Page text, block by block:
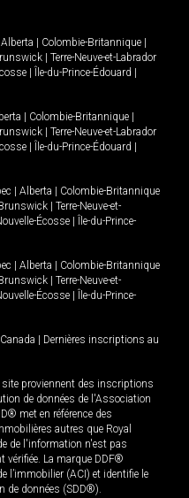
Alberta Colombie-Britannique
Terre-Neuve-et-Labrador
Île-du-Prince-Édouard
Colombie-Britannique
Terre-Neuve-et-Labrador
Île-du-Prince-Édouard
Alberta
Colombie-Britannique
Terre-Neuve-et-
Écosse
Île-du-Prince-
Alberta
Colombie-Britannique
Terre-Neuve-et-
Écosse
Île-du-Prince-
Dernières inscriptions au
proviennent des inscriptions
de données de l'Association
met en référence des
autres que Royal
de l'information n'est pas
vérifiée. La marque DDF®
l’immobilier (ACI) et identifie le
de données (SDD®).